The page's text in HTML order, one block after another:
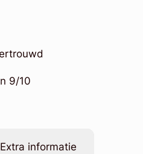
9/10
Extra informatie